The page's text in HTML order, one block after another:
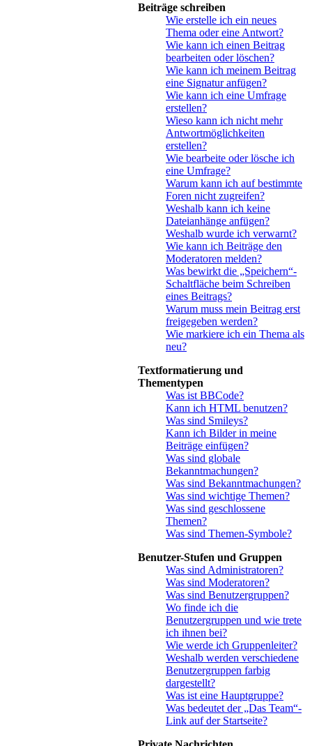
Beiträge schreiben
Wie erstelle ich ein neues
Thema oder eine Antwort?
Wie kann ich einen Beitrag
bearbeiten oder löschen?
Wie kann ich meinem Beitrag
eine Signatur anfügen?
Wie kann ich eine Umfrage
erstellen?
Wieso kann ich nicht mehr
Antwortmöglichkeiten
erstellen?
Wie bearbeite oder lösche ich
eine Umfrage?
Warum kann ich auf bestimmte
Foren nicht zugreifen?
Weshalb kann ich keine
Dateianhänge anfügen?
Weshalb wurde ich verwarnt?
Wie kann ich Beiträge den
Moderatoren melden?
Was bewirkt die „Speichern“-
Schaltfläche beim Schreiben
eines Beitrags?
Warum muss mein Beitrag erst
freigegeben werden?
Wie markiere ich ein Thema als
neu?
Textformatierung und
Thementypen
Was ist BBCode?
Kann ich HTML benutzen?
Was sind Smileys?
Kann ich Bilder in meine
Beiträge einfügen?
Was sind globale
Bekanntmachungen?
Was sind Bekanntmachungen?
Was sind wichtige Themen?
Was sind geschlossene
Themen?
Was sind Themen-Symbole?
Benutzer-Stufen und Gruppen
Was sind Administratoren?
Was sind Moderatoren?
Was sind Benutzergruppen?
Wo finde ich die
Benutzergruppen und wie trete
ich ihnen bei?
Wie werde ich Gruppenleiter?
Weshalb werden verschiedene
Benutzergruppen farbig
dargestellt?
Was ist eine Hauptgruppe?
Was bedeutet der „Das Team“-
Link auf der Startseite?